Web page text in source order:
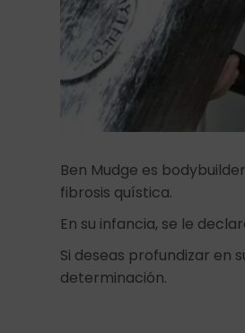
Ben Mudge es
fibrosis quística.
En su infancia, se le
Si deseas profundizar en
determinación.